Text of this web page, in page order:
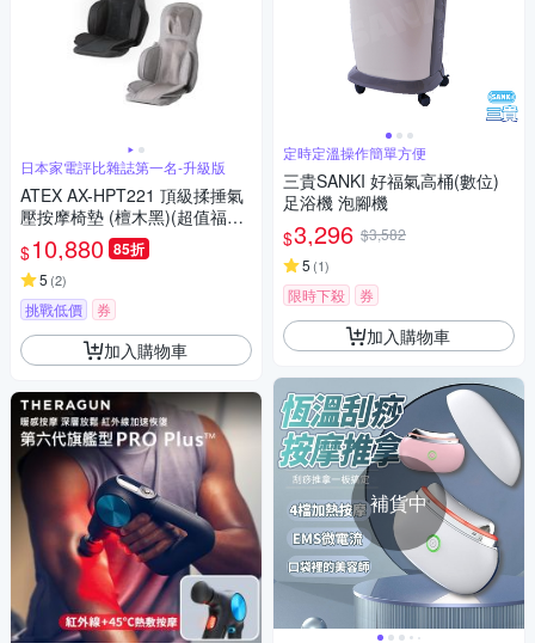
日本家電評比雜誌第一名-升級版
ATEX AX-HPT221 頂級揉捶氣
壓按摩椅墊 (檀木黑)(超值福利
品)
$10,880 85折
5 (2)
挑戰低價 券
加入購物車
定時定溫操作簡單方便
三貴SANKI 好福氣高桶(數位)
足浴機 泡腳機
$3,296 $3,582
5 (1)
限時下殺 券
加入購物車
補貨中